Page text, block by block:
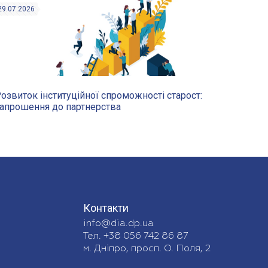
інституційної спроможності старост:
до партнерства
Контакти
info@dia.dp.ua
Тел. +38 056 742 86 87
м. Дніпро, просп. О. Поля, 2